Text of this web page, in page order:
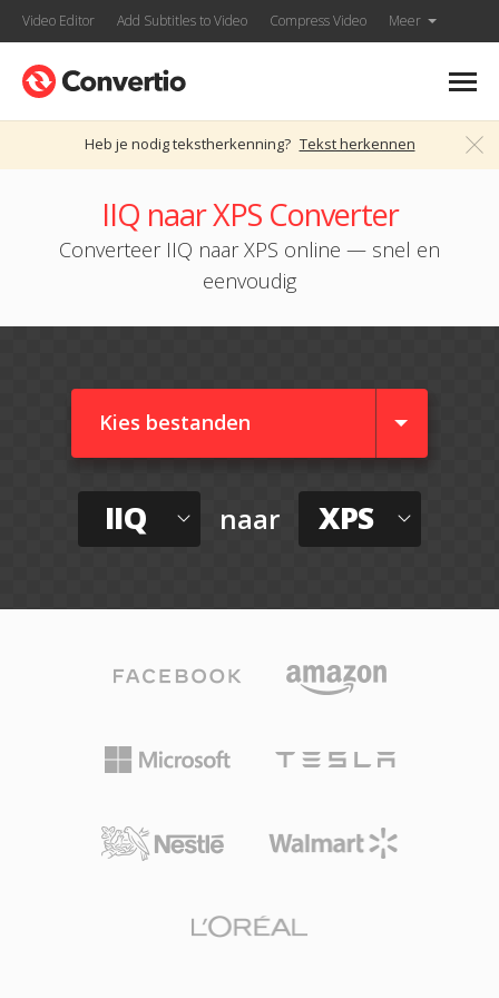
Video Editor Add Subtitles to Video Compress Video Meer
Heb je nodig tekstherkenning? Tekst herkennen
IIQ naar XPS Converter
Converteer IIQ naar XPS online — snel en
eenvoudig
Kies bestanden
IIQ naar XPS